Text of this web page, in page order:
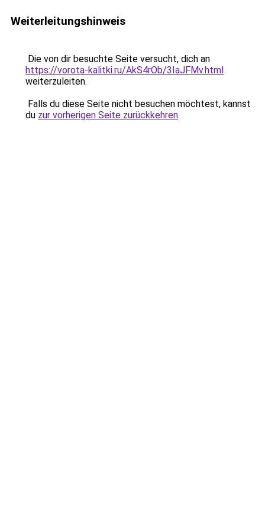
Weiterleitungshinweis
Die von dir besuchte Seite versucht, dich an
https://vorota-kalitki.ru/AkS4rOb/3IaJFMv.html
weiterzuleiten.
Falls du diese Seite nicht besuchen möchtest, kannst
du zur vorherigen Seite zurückkehren.